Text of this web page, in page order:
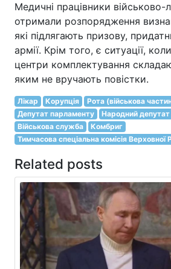
Медичні працівники військово-
отримали розпорядження
які підлягають призову,
армії. Крім того, є ситуації,
центри комплектування
яким не вручають повістки.
Лікар Корупція Рота (військова
Депутат парламенту
Народний депутат
Військова служба
Комбриг
Тимчасова спеціальна комісія Верховної
Related posts